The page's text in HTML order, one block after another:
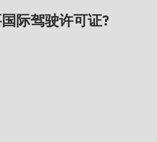
际驾驶许可证?